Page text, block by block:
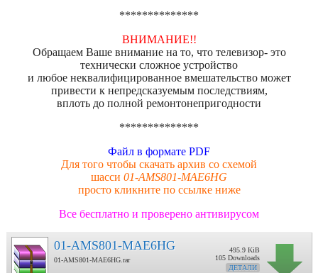
**************
ВНИМАНИЕ!!
Обращаем Ваше внимание на то, что телевизор- это
технически сложное устройство
и любое неквалифицированное вмешательство может
привести к непредсказуемым последствиям,
вплоть до полной ремонтонепригодности
**************
Файл в формате PDF
Для того чтобы скачать архив со схемой
шасси 01-AMS801-MAE6HG
просто кликните по ссылке ниже
Все бесплатно и проверено антивирусом
01-AMS801-MAE6HG
01-AMS801-MAE6HG.rar
495.9 KiB
105 Downloads
ДЕТАЛИ